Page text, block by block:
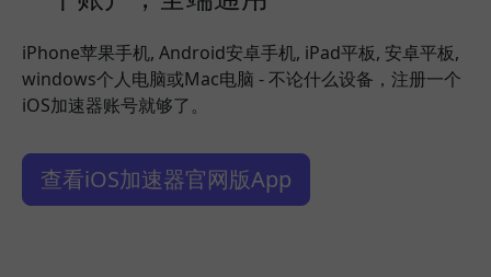
iPhone苹果手机, Android安卓手机, iPad平板, 安卓平板,
windows个人电脑或Mac电脑 - 不论什么设备，注册一个
iOS加速器账号就够了。
查看iOS加速器官网版App